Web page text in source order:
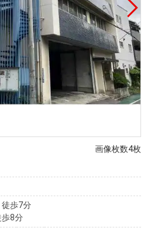
画像枚数4枚
徒歩7分
歩8分